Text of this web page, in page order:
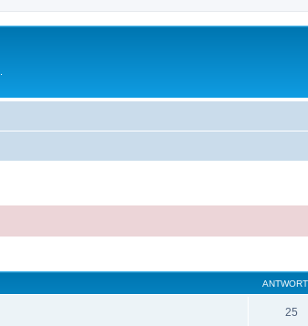
25